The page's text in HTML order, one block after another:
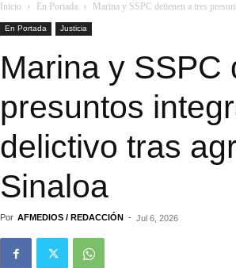
Inicio En Portada Marina y SSPC detienen a tres
En Portada Justicia
Marina y SSPC
presuntos
delictivo tras
Sinaloa
Por AFMEDIOS / REDACCIÓN - Jul 6, 2026